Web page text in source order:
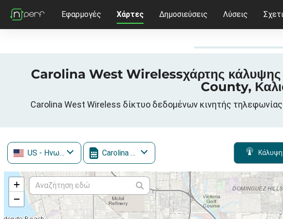
Εφαρμογές Χάρτες Δημοσιεύσεις Λύσεις
Carolina West Wirelessχάρτης
County,
Carolina West Wireless δίκτυο δεδομένων κινητής
US - Ηνωμένες Πολιτείες Carolina West Wireless
+
−